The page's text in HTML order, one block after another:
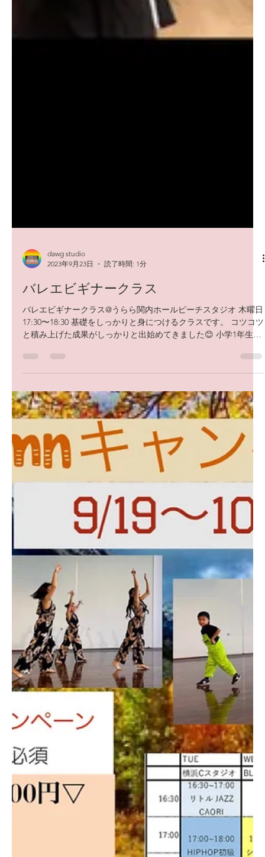
dawg studio
2023年9月23日
読了時間: 1分
バレエビギナークラス
バレエビギナークラス@うらら関内ホールピーチスタジオ 木曜日
と積み上げた成果がしっかりと出始めてきました😊 小学1年生〜
5年生が在籍しています。 10/15までお得なキャンペーンも行なっ
ています。...